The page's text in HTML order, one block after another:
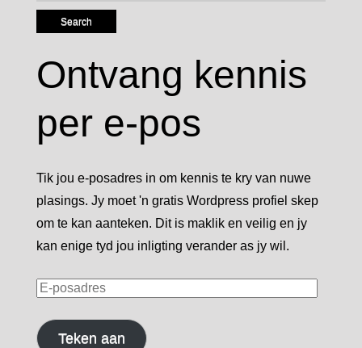
Ontvang kennis
per e-pos
Tik jou e-posadres in om kennis te kry van nuwe
plasings. Jy moet 'n gratis Wordpress profiel skep
om te kan aanteken. Dit is maklik en veilig en jy
kan enige tyd jou inligting verander as jy wil.
E-
Teken aan